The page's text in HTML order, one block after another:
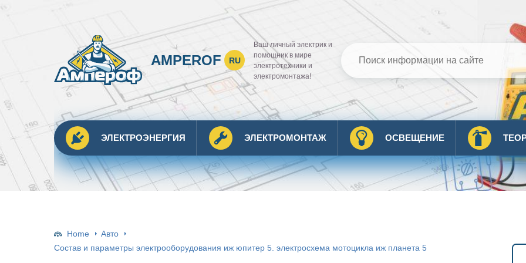
AMPEROF RU
Ваш личный электрик и
помощник в мире
электротехники и
электромонтажа!
ЭЛЕКТРОЭНЕРГИЯ ЭЛЕКТРОМОНТАЖ ОСВЕЩЕНИЕ
Home
Авто
Состав и параметры электрооборудования иж юпитер 5. электросхема мотоцикла иж планета 5